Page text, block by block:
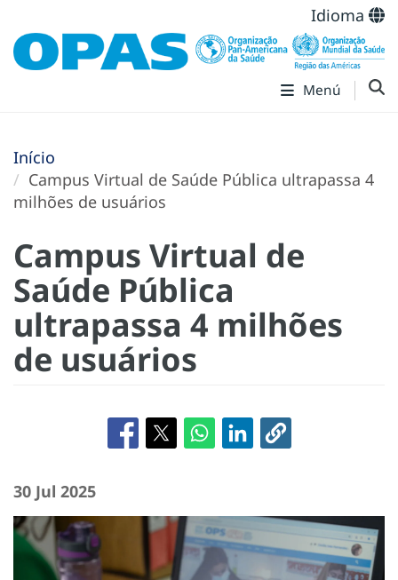
Idioma
Menú
Início
Campus Virtual de Saúde Pública ultrapassa 4
milhões de usuários
Campus Virtual de
Saúde Pública
ultrapassa 4 milhões
de usuários
30 Jul 2025